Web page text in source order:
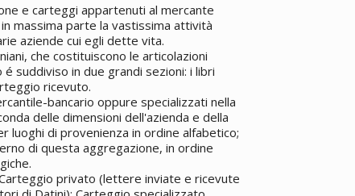
e carteggi appartenuti al mercante
massima parte la vastissima attività
aziende cui egli dette vita.
che costituiscono le articolazioni
suddiviso in due grandi sezioni: i libri
ricevuto.
bancario oppure specializzati nella
delle dimensioni dell'azienda e della
di provenienza in ordine alfabetico;
di questa aggregazione, in ordine
privato (lettere inviate e ricevute